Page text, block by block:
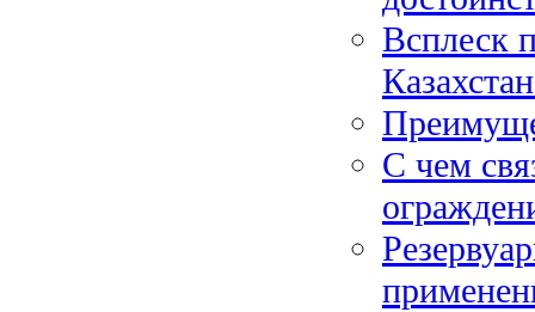
Всплеск
С чем